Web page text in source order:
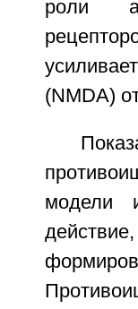
роли
(NMDA)
модели